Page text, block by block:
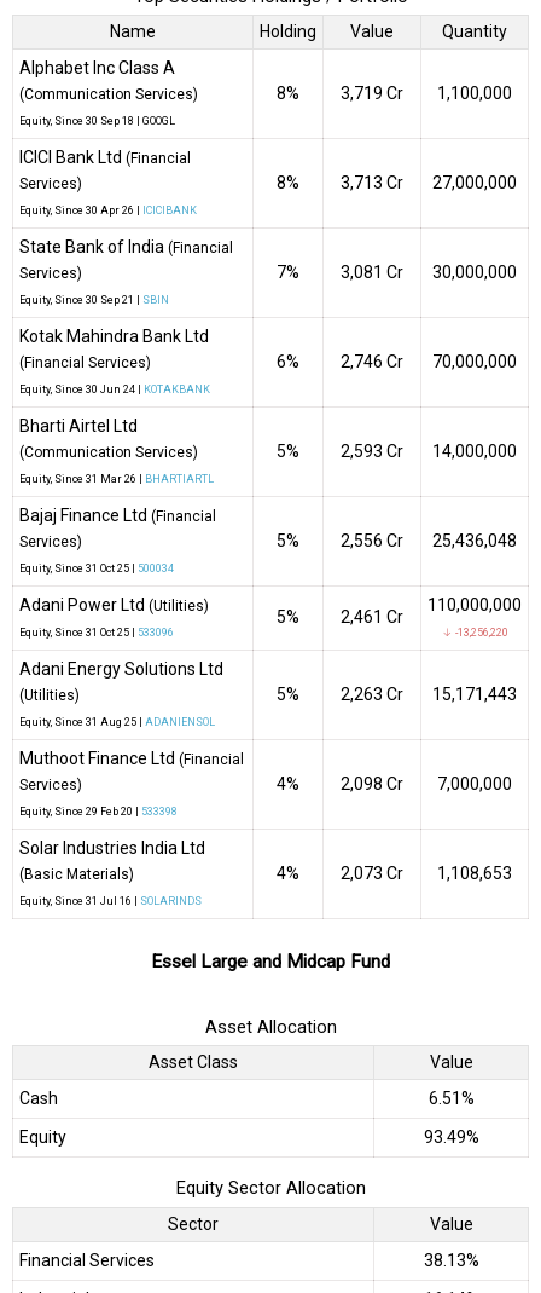
Name Holding Value
Quantity
Alphabet Inc Class A
(Communication Services)
Equity , Since 30 Sep 18 | GOOGL
8% ₹3,719 Cr 1,100,000
ICICI Bank Ltd (Financial
Services)
Equity , Since 30 Apr 26 | ICICIBANK
8% ₹3,713 Cr 27,000,000
State Bank of India (Financial
Services)
Equity , Since 30 Sep 21 | SBIN
7% ₹3,081 Cr 30,000,000
Kotak Mahindra Bank Ltd
(Financial Services)
Equity , Since 30 Jun 24 | KOTAKBANK
6% ₹2,746 Cr 70,000,000
Bharti Airtel Ltd
(Communication Services)
Equity , Since 31 Mar 26 | BHARTIARTL
5% ₹2,593 Cr 14,000,000
Bajaj Finance Ltd (Financial
Services)
Equity , Since 31 Oct 25 | 500034
5% ₹2,556 Cr 25,436,048
Adani Power Ltd (Utilities)
Equity , Since 31 Oct 25 | 533096
5% ₹2,461 Cr
110,000,000
↓ -13,256,220
Adani Energy Solutions Ltd
(Utilities)
Equity , Since 31 Aug 25 | ADANIENSOL
5% ₹2,263 Cr 15,171,443
Muthoot Finance Ltd (Financial
Services)
Equity , Since 29 Feb 20 | 533398
4% ₹2,098 Cr 7,000,000
Solar Industries India Ltd
(Basic Materials)
Equity , Since 31 Jul 16 | SOLARINDS
4% ₹2,073 Cr 1,108,653
Essel Large and Midcap Fund
Asset Allocation
Asset Class
Value
Cash
6.51%
Equity
93.49%
Equity Sector Allocation
Sector
Value
Financial Services
38.13%